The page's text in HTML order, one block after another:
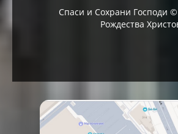
Спаси и Сохрани Господи
Рождества